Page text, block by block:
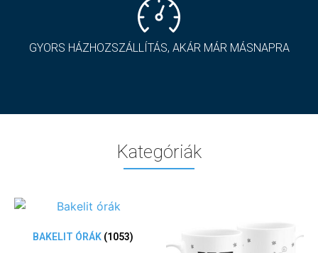
GYORS HÁZHOZSZÁLLÍTÁS, AKÁR MÁR MÁSNAPRA
Kategóriák
BAKELIT ÓRÁK (1053)